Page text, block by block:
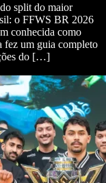
split do maior
o FFWS BR 2026
conhecida como
fez um guia completo
do […]